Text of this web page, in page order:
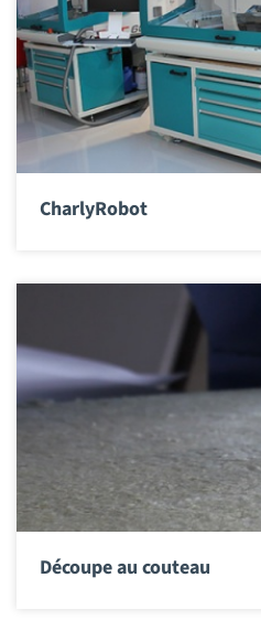
CharlyRobot
Découpe au couteau